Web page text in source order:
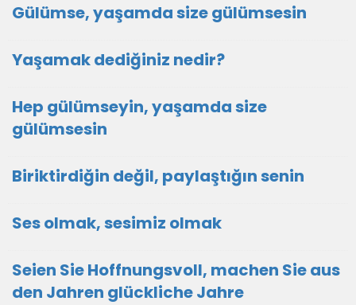
Gülümse, yaşamda size gülümsesin
Yaşamak dediğiniz nedir?
Hep gülümseyin, yaşamda size
gülümsesin
Biriktirdiğin değil, paylaştığın senin
Ses olmak, sesimiz olmak
Seien Sie Hoffnungsvoll, machen Sie aus
den Jahren glückliche Jahre